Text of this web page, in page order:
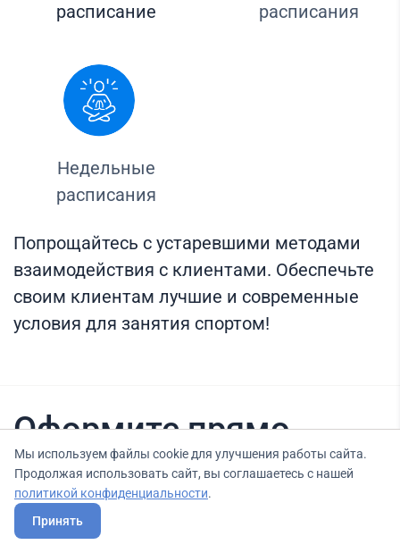
расписание
расписания
Недельные
расписания
Попрощайтесь с устаревшими методами
взаимодействия с клиентами. Обеспечьте
своим клиентам лучшие и современные
условия для занятия спортом!
Оформите прямо
сейчас
Нашли вариант выгоднее? Сообщите нам
Мы используем файлы cookie для улучшения работы сайта.
Продолжая использовать сайт, вы соглашаетесь с нашей
политикой конфиденциальности.
Принять